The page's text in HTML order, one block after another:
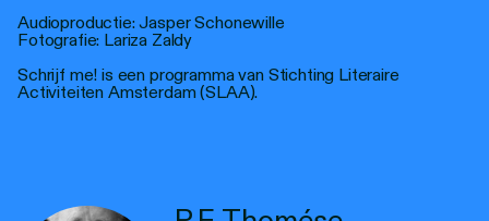
Audioproductie: Jasper Schonewille
Fotografie: Lariza Zaldy
Schrijf me! is een programma van Stichting Literaire
Activiteiten Amsterdam (SLAA).